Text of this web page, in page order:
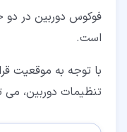
فوکوس دوربین در دو
است.
با توجه به موقعیت
تنظیمات دوربین، می